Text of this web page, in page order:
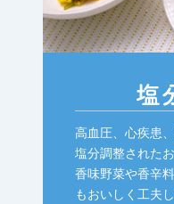
高血圧、心疾患
塩分調整された
香味野菜や香辛
もおいしく工夫